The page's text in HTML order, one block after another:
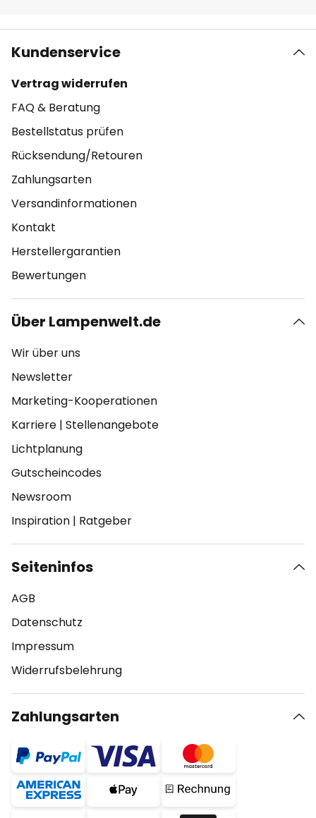
Kundenservice
Vertrag widerrufen
FAQ & Beratung
Bestellstatus prüfen
Rücksendung/Retouren
Zahlungsarten
Versandinformationen
Kontakt
Herstellergarantien
Bewertungen
Über Lampenwelt.de
Wir über uns
Newsletter
Marketing-Kooperationen
Karriere | Stellenangebote
Lichtplanung
Gutscheincodes
Newsroom
Inspiration | Ratgeber
Seiteninfos
AGB
Datenschutz
Impressum
Widerrufsbelehrung
Zahlungsarten